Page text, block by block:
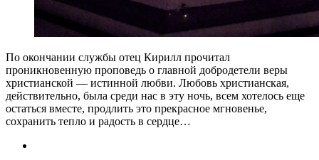
По окончании службы отец Кирилл прочитал
проникновенную проповедь о главной добродетели веры
христианской — истинной любви. Любовь христианская,
действительно, была среди нас в эту ночь, всем хотелось еще
остаться вместе, продлить это прекрасное мгновенье,
сохранить тепло и радость в сердце…